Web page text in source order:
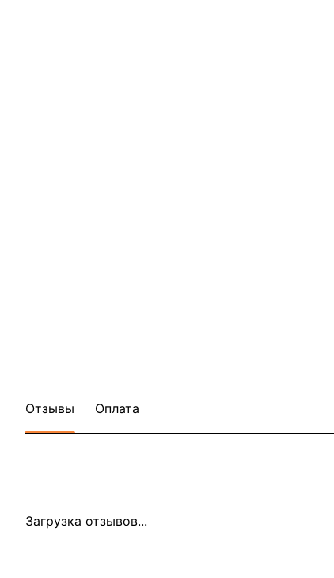
Отзывы Оплата
Загрузка отзывов...